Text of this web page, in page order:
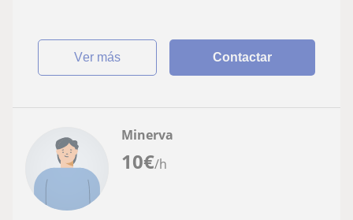
ver más Contactar
10€/h
Minerva